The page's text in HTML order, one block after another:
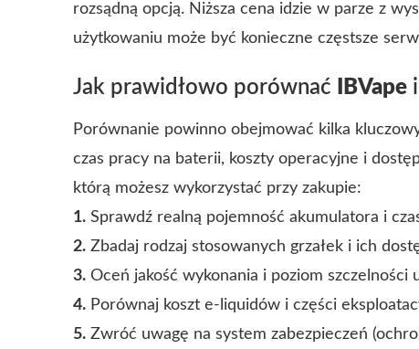
rozsądną opcją. Niższa cena idzie w parze z
użytkowaniu może być konieczne częstsze
Jak prawidłowo porównać IBVape
Porównanie powinno obejmować kilka
czas pracy na baterii, koszty operacyjne i
którą możesz wykorzystać przy zakupie:
1. Sprawdź realną pojemność akumulatora i
2. Zbadaj rodzaj stosowanych grzałek i ich
3. Oceń jakość wykonania i poziom szczelności
4. Porównaj koszt e-liquidów i części
5. Zwróć uwagę na system zabezpieczeń